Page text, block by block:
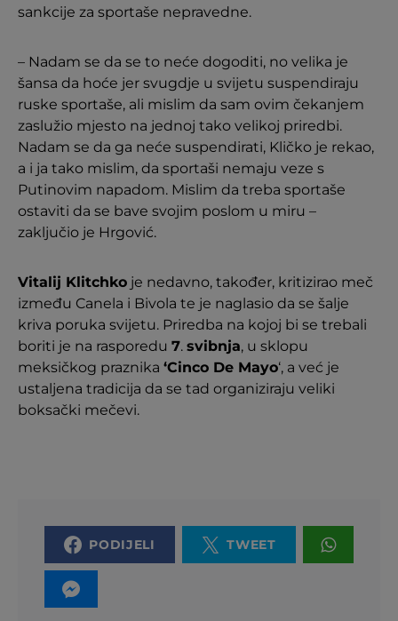
sankcije za sportaše nepravedne.
– Nadam se da se to neće dogoditi, no velika je
šansa da hoće jer svugdje u svijetu suspendiraju
ruske sportaše, ali mislim da sam ovim čekanjem
zaslužio mjesto na jednoj tako velikoj priredbi.
Nadam se da ga neće suspendirati, Kličko je rekao,
a i ja tako mislim, da sportaši nemaju veze s
Putinovim napadom. Mislim da treba sportaše
ostaviti da se bave svojim poslom u miru –
zaključio je Hrgović.
Vitalij Klitchko je nedavno, također, kritizirao meč
između Canela i Bivola te je naglasio da se šalje
kriva poruka svijetu. Priredba na kojoj bi se trebali
boriti je na rasporedu 7. svibnja, u sklopu
meksičkog praznika ‘Cinco De Mayo‘, a već je
ustaljena tradicija da se tad organiziraju veliki
boksački mečevi.
PODIJELI TWEET